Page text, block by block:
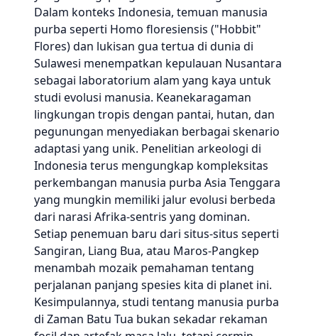
Dalam konteks Indonesia, temuan manusia
purba seperti Homo floresiensis ("Hobbit"
Flores) dan lukisan gua tertua di dunia di
Sulawesi menempatkan kepulauan Nusantara
sebagai laboratorium alam yang kaya untuk
studi evolusi manusia. Keanekaragaman
lingkungan tropis dengan pantai, hutan, dan
pegunungan menyediakan berbagai skenario
adaptasi yang unik. Penelitian arkeologi di
Indonesia terus mengungkap kompleksitas
perkembangan manusia purba Asia Tenggara
yang mungkin memiliki jalur evolusi berbeda
dari narasi Afrika-sentris yang dominan.
Setiap penemuan baru dari situs-situs seperti
Sangiran, Liang Bua, atau Maros-Pangkep
menambah mozaik pemahaman tentang
perjalanan panjang spesies kita di planet ini.
Kesimpulannya, studi tentang manusia purba
di Zaman Batu Tua bukan sekadar rekaman